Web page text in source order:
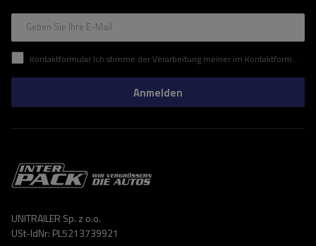
Geben Sie Ihre E-Mail
Kontaktformular Ich stimme der Verarbeitung meiner im Kontaktformular enthaltenen personenbezogenen Daten gemäß der Verordnung (EU) des Europäischen Parlaments und des Rates zu.
Anmelden
UNITRAILER Sp. z o.o.
USt-IdNr: PL5213739921